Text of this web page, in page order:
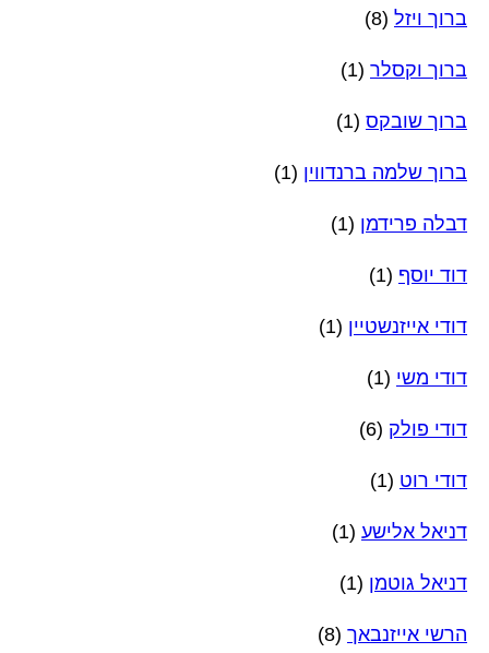
ברוך ויזל (8)
ברוך וקסלר (1)
ברוך שובקס (1)
ברוך שלמה ברנדווין (1)
דבלה פרידמן (1)
דוד יוסף (1)
דודי אייזנשטיין (1)
דודי משי (1)
דודי פולק (6)
דודי רוט (1)
דניאל אלישע (1)
דניאל גוטמן (1)
הרשי אייזנבאך (8)